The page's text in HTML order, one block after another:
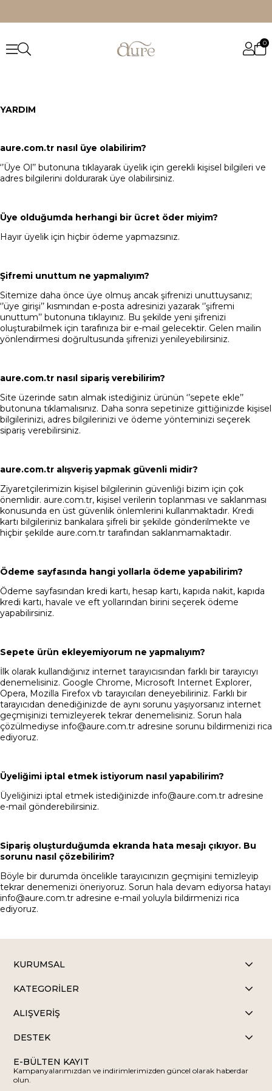
0
YARDIM
aure.com.tr nasıl üye olabilirim?
‘’Üye Ol’’ butonuna tıklayarak üyelik için gerekli kişisel bilgileri ve
adres bilgilerini doldurarak üye olabilirsiniz.
Üye olduğumda herhangi bir ücret öder miyim?
Hayır üyelik için hiçbir ödeme yapmazsınız.
Şifremi unuttum ne yapmalıyım?
Sitemize daha önce üye olmuş ancak şifrenizi unuttuysanız;
‘’üye girişi’’ kısmından e-posta adresinizi yazarak ‘’şifremi
unuttum’’ butonuna tıklayınız. Bu şekilde yeni şifrenizi
oluşturabilmek için tarafınıza bir e-mail gelecektir. Gelen mailin
yönlendirmesi doğrultusunda şifrenizi yenileyebilirsiniz.
aure.com.tr nasıl sipariş verebilirim?
Site üzerinde satın almak istediğiniz ürünün ‘’sepete ekle’’
butonuna tıklamalısınız. Daha sonra sepetinize gittiğinizde kişisel
bilgilerinizi, adres bilgilerinizi ve ödeme yönteminizi seçerek
sipariş verebilirsiniz.
aure.com.tr alışveriş yapmak güvenli midir?
Ziyaretçilerimizin kişisel bilgilerinin güvenliği bizim için çok
önemlidir. aure.com.tr, kişisel verilerin toplanması ve saklanması
konusunda en üst güvenlik önlemlerini kullanmaktadır. Kredi
kartı bilgileriniz bankalara şifreli bir şekilde gönderilmekte ve
hiçbir şekilde aure.com.tr tarafından saklanmamaktadır.
Ödeme sayfasında hangi yollarla ödeme yapabilirim?
Ödeme sayfasından kredi kartı, hesap kartı, kapıda nakit, kapıda
kredi kartı, havale ve eft yollarından birini seçerek ödeme
yapabilirsiniz.
Sepete ürün ekleyemiyorum ne yapmalıyım?
İlk olarak kullandığınız internet tarayıcısından farklı bir tarayıcıyı
denemelisiniz. Google Chrome, Microsoft Internet Explorer,
Opera, Mozilla Firefox vb tarayıcıları deneyebiliriniz. Farklı bir
tarayıcıdan denediğinizde de aynı sorunu yaşıyorsanız internet
geçmişinizi temizleyerek tekrar denemelisiniz. Sorun hala
çözülmediyse info@aure.com.tr adresine sorunu bildirmenizi rica
ediyoruz.
Üyeliğimi iptal etmek istiyorum nasıl yapabilirim?
Üyeliğinizi iptal etmek istediğinizde info@aure.com.tr adresine
e-mail gönderebilirsiniz.
Sipariş oluşturduğumda ekranda hata mesajı çıkıyor. Bu
sorunu nasıl çözebilirim?
Böyle bir durumda öncelikle tarayıcınızın geçmişini temizleyip
tekrar denemenizi öneriyoruz. Sorun hala devam ediyorsa hatayı
info@aure.com.tr adresine e-mail yoluyla bildirmenizi rica
ediyoruz.
KURUMSAL
KATEGORİLER
ALIŞVERİŞ
DESTEK
E-BÜLTEN KAYIT
Kampanyalarımızdan ve indirimlerimizden güncel olarak haberdar
olun.